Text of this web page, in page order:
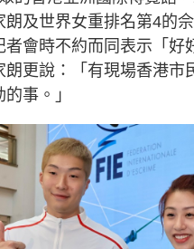
朗及世界女重排名第4的
者會時不約而同表示「好
朗更說：「有現場香港市
事。」